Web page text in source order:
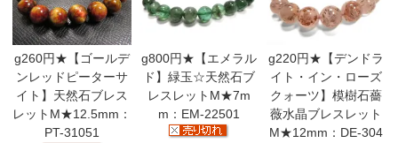
g260円★【ゴールデ
ンレッドピーターサ
イト】天然石ブレス
レットM★12.5mm：
PT-31051
g800円★【エメラル
ド】緑玉☆天然石ブ
レスレットM★7m
m：EM-22501
g220円★【デンドラ
イト・イン・ローズ
クォーツ】模樹石薔
薇水晶ブレスレット
M★12mm：DE-304